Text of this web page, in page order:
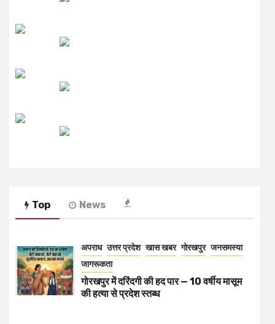
Top News
अपराध उत्तर प्रदेश खास खबर गोरखपुर जनसमस्या
जागरूकता
गोरखपुर में दरिंदगी की हद पार — 10 वर्षीय मासूम
की हत्या से प्रदेश स्तब्ध